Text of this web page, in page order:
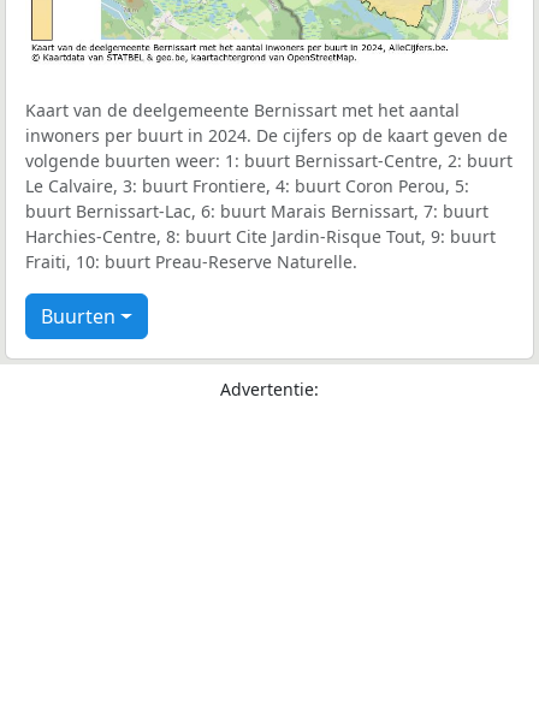
Kaart van de deelgemeente Bernissart met het aantal
inwoners per buurt in 2024. De cijfers op de kaart geven de
volgende buurten weer: 1: buurt Bernissart-Centre, 2: buurt
Le Calvaire, 3: buurt Frontiere, 4: buurt Coron Perou, 5:
buurt Bernissart-Lac, 6: buurt Marais Bernissart, 7: buurt
Harchies-Centre, 8: buurt Cite Jardin-Risque Tout, 9: buurt
Fraiti, 10: buurt Preau-Reserve Naturelle.
Buurten
Advertentie: